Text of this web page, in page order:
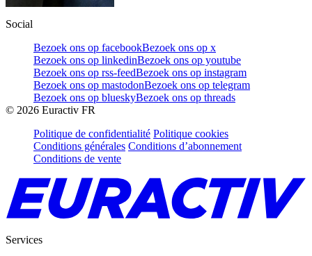
Social
Bezoek ons op facebookBezoek ons op x
Bezoek ons op linkedinBezoek ons op youtube
Bezoek ons op rss-feedBezoek ons op instagram
Bezoek ons op mastodonBezoek ons op telegram
Bezoek ons op blueskyBezoek ons op threads
© 2026 Euractiv FR
Politique de confidentialité Politique cookies
Conditions générales Conditions d’abonnement
Conditions de vente
Services